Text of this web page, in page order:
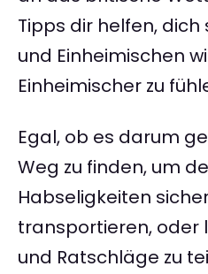
Tipps dir helfen,
und Einheimischen
Einheimischer zu
Egal, ob es darum
Weg zu finden, um
Habseligkeiten
transportieren, oder
und Ratschläge zu